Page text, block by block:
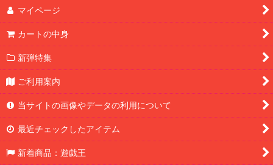
マイページ
カートの中身
新弾特集
ご利用案内
当サイトの画像やデータの利用について
最近チェックしたアイテム
新着商品：遊戯王